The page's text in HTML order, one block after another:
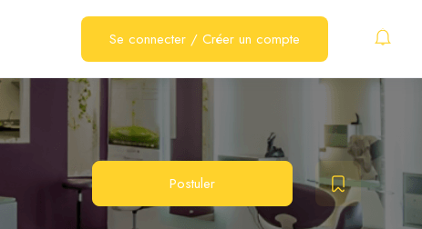
Se connecter / Créer un compte
Postuler